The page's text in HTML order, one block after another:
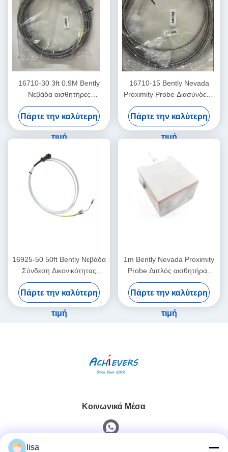
16710-30 3ft 0.9M Bently
Νεβάδα αισθητήρες
Διασύνδεση καλώδιο
Πάρτε την καλύτερη
τιμή
16710-15 Bently Nevada
Proximity Probe Διασύνδεση
καλωδίου με θωράκιση -15 -
C
Πάρτε την καλύτερη
τιμή
16925-50 50ft Bently Νεβάδα
Σύνδεση Δικονικότητας
καλώδιο χωρίς θωράκιση
Πάρτε την καλύτερη
τιμή
1m Bently Nevada Proximity
Probe Διπλός αισθητήρας
δονήσεων 26530-12-10-00-
000-309-00-03-01
Πάρτε την καλύτερη
τιμή
Κοινωνικά Μέσα
lisa